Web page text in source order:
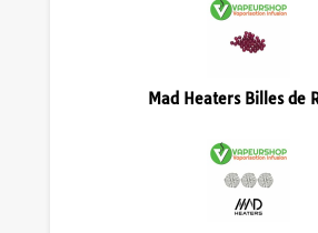
Mad Heaters Billes de